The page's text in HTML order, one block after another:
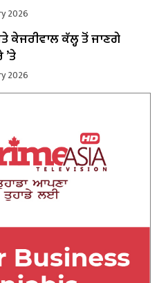
2026
ਕੇਜਰੀਵਾਲ ਕੱਲ੍ਹ ਤੋਂ ਜਾਣਗੇ
2026